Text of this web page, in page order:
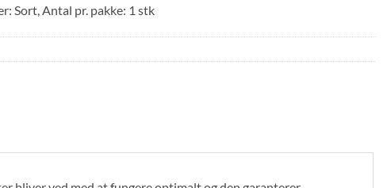
Sort, Antal pr. pakke: 1 stk